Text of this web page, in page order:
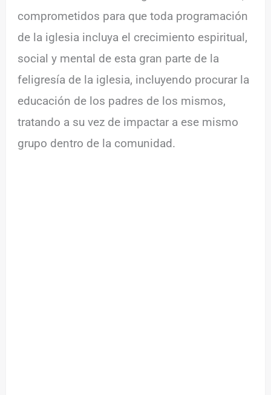
comprometidos para que toda programación
de la iglesia incluya el crecimiento espiritual,
social y mental de esta gran parte de la
feligresía de la iglesia, incluyendo procurar la
educación de los padres de los mismos,
tratando a su vez de impactar a ese mismo
grupo dentro de la comunidad.